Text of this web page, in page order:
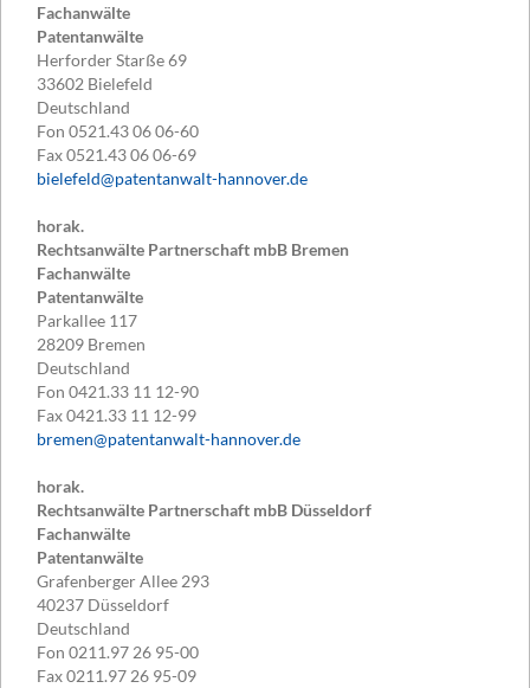
Fachanwälte
Patentanwälte
Herforder Starße 69
33602 Bielefeld
Deutschland
Fon 0521.43 06 06-60
Fax0521.43 06 06-69
bielefeld@patentanwalt-hannover.de
horak.
Rechtsanwälte Partnerschaft mbB Bremen
Fachanwälte
Patentanwälte
Parkallee 117
28209 Bremen
Deutschland
Fon 0421.33 11 12-90
Fax0421.33 11 12-99
bremen@patentanwalt-hannover.de
horak.
Rechtsanwälte Partnerschaft mbB Düsseldorf
Fachanwälte
Patentanwälte
Grafenberger Allee 293
40237 Düsseldorf
Deutschland
Fon 0211.97 26 95-00
Fax0211.97 26 95-09